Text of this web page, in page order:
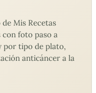
Mis Recetas
con foto paso a
por tipo de plato,
anticáncer a la